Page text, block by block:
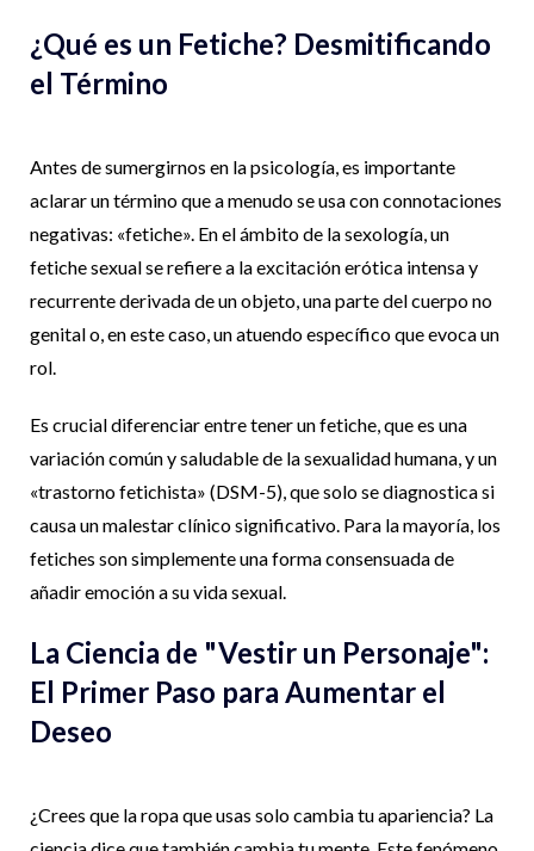
¿Qué es un Fetiche? Desmitificando
el Término
Antes de sumergirnos en la psicología, es importante
aclarar un término que a menudo se usa con connotaciones
negativas: «fetiche». En el ámbito de la sexología, un
fetiche sexual se refiere a la excitación erótica intensa y
recurrente derivada de un objeto, una parte del cuerpo no
genital o, en este caso, un atuendo específico que evoca un
rol.
Es crucial diferenciar entre tener un fetiche, que es una
variación común y saludable de la sexualidad humana, y un
«trastorno fetichista» (DSM-5), que solo se diagnostica si
causa un malestar clínico significativo. Para la mayoría, los
fetiches son simplemente una forma consensuada de
añadir emoción a su vida sexual.
La Ciencia de "Vestir un Personaje":
El Primer Paso para Aumentar el
Deseo
¿Crees que la ropa que usas solo cambia tu apariencia? La